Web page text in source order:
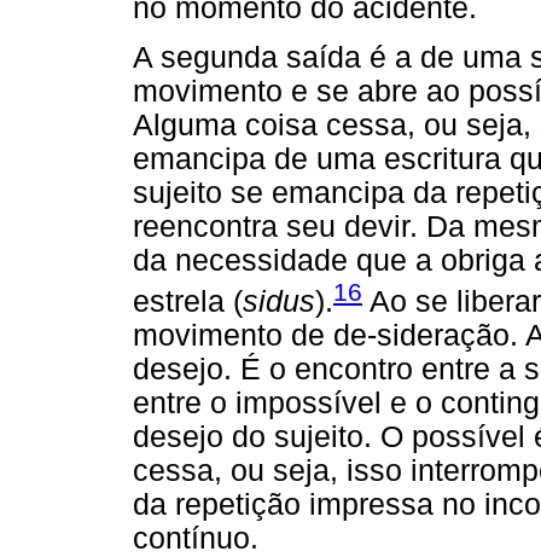
no momento do acidente.
A segunda saída é a de uma
movimento e se abre ao
Alguma coisa cessa, ou
emancipa de uma escritura
sujeito se emancipa da
reencontra seu devir. Da
da necessidade que a obriga
estrela (sidus).16 Ao se
movimento de de-sideração.
desejo. É o encontro entre a
entre o impossível e o
desejo do sujeito. O possível
cessa, ou seja, isso
da repetição impressa no
contínuo.